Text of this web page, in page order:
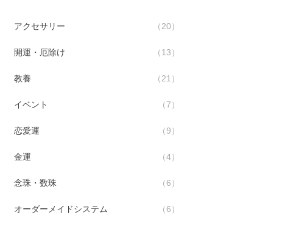
アクセサリー 20
開運・厄除け 13
教養 21
イベント 7
恋愛運 9
金運 4
念珠・数珠 6
オーダーメイドシステム 6